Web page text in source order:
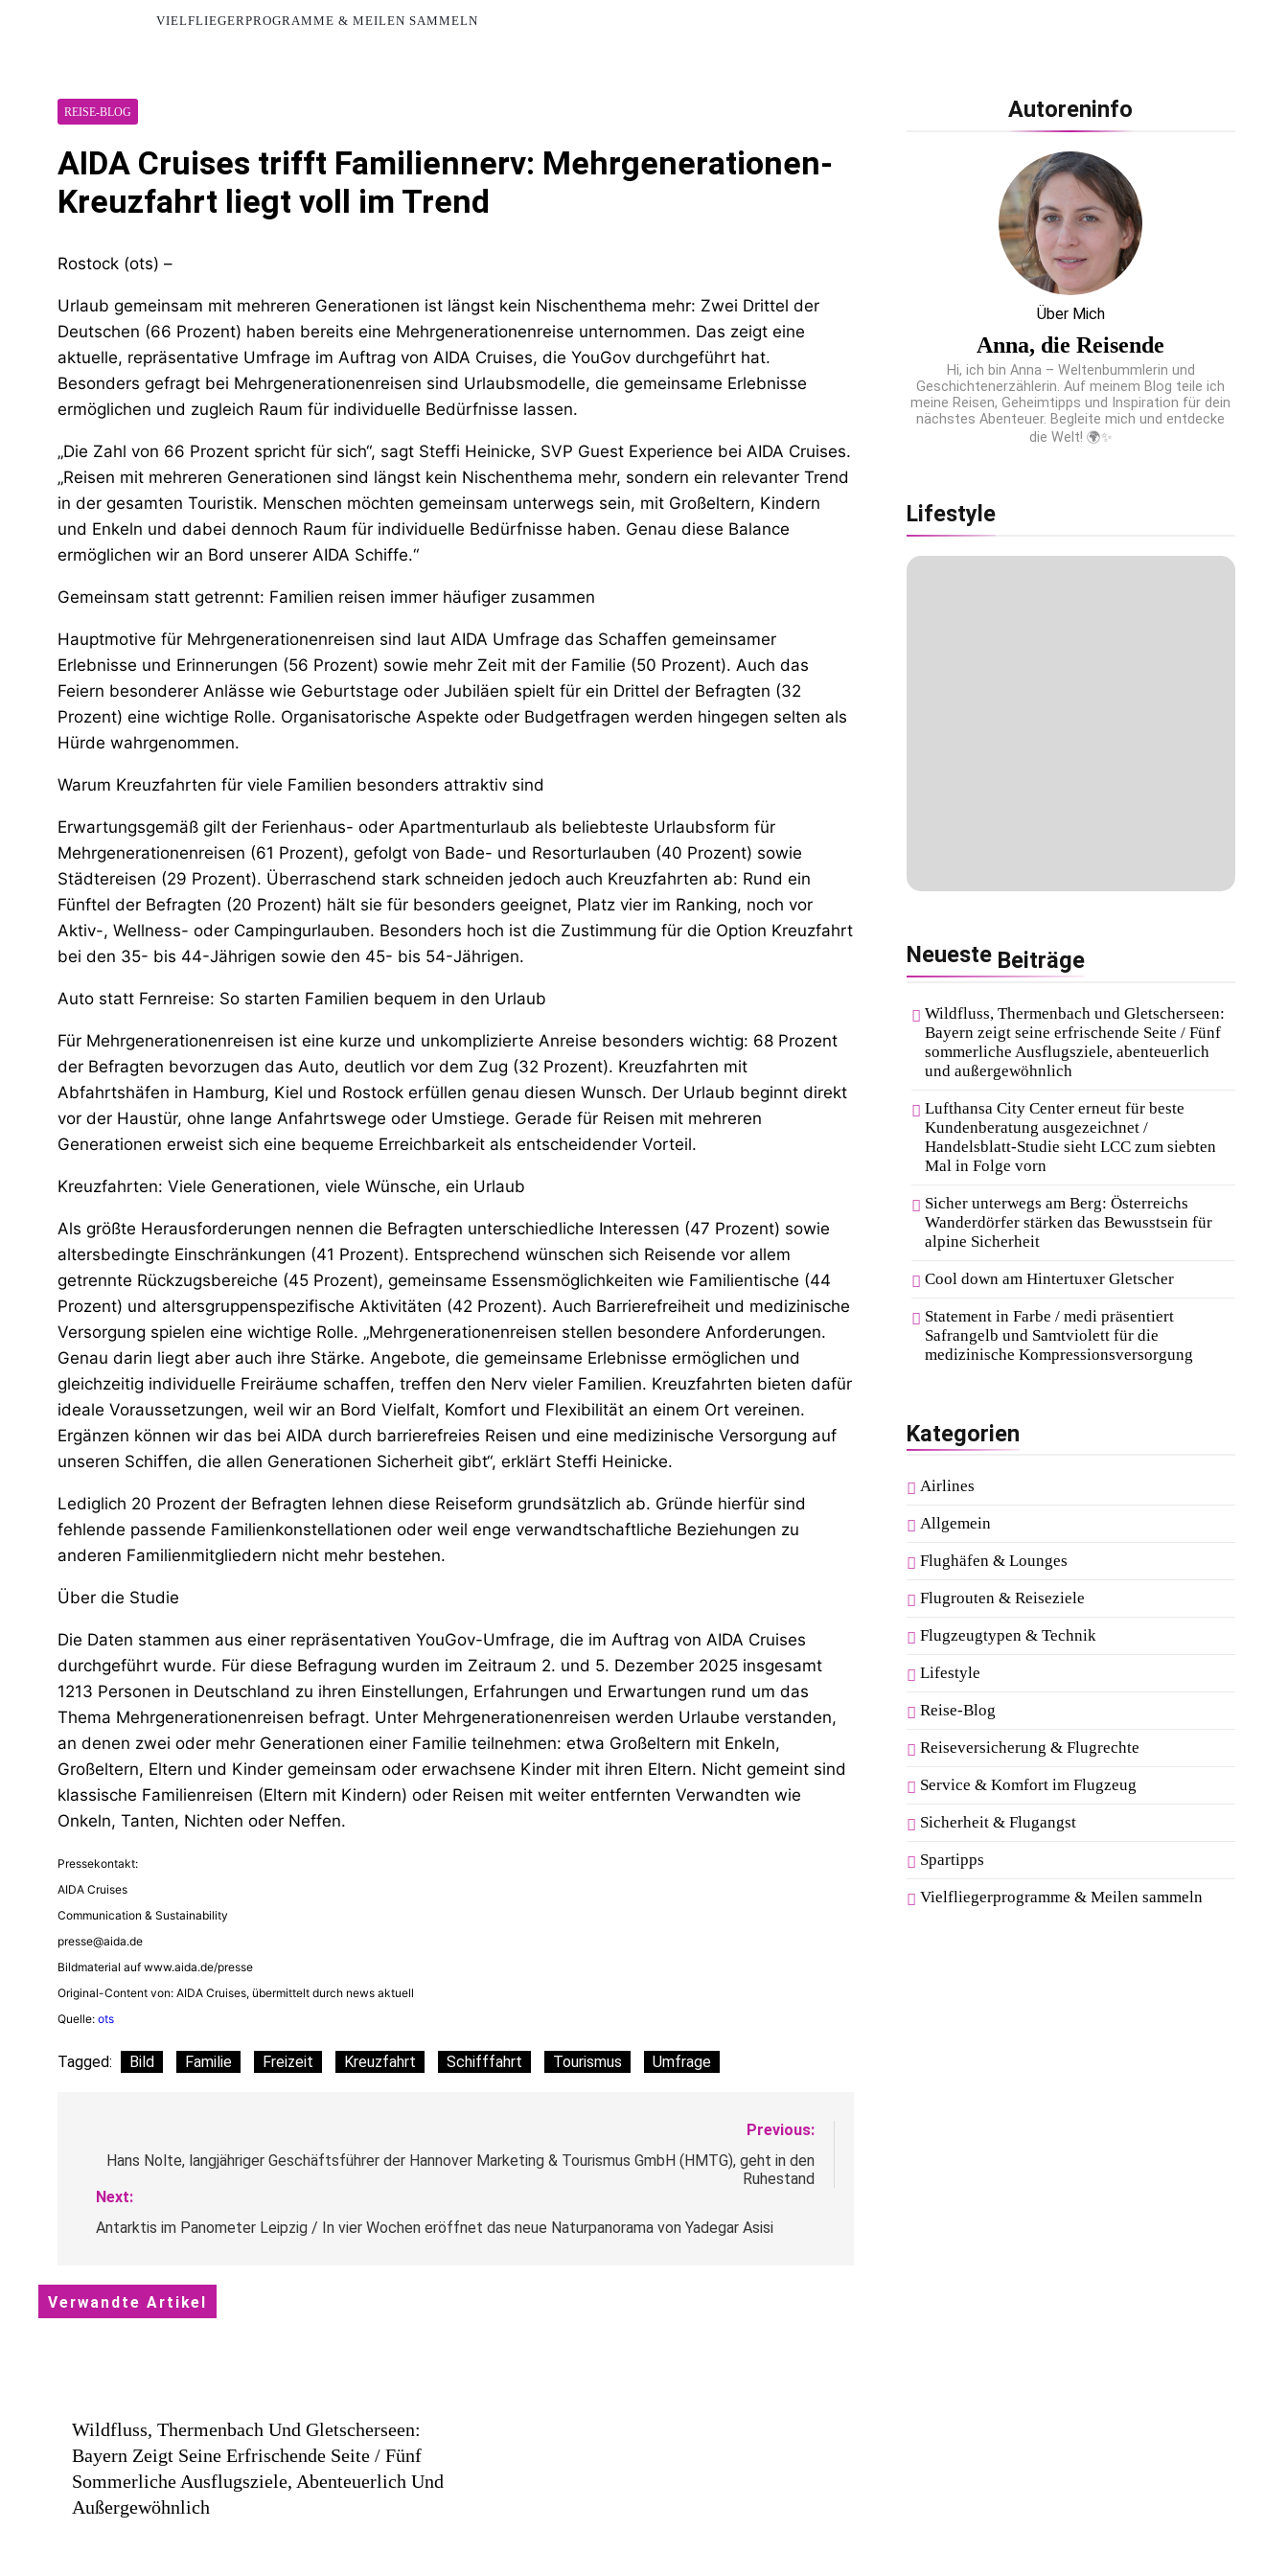
VIELFLIEGERPROGRAMME & MEILEN SAMMELN
REISE-BLOG
AIDA Cruises trifft Familiennerv: Mehrgenerationen-
Kreuzfahrt liegt voll im Trend
Rostock (ots) –
Urlaub gemeinsam mit mehreren Generationen ist längst kein Nischenthema mehr: Zwei Drittel der
Deutschen (66 Prozent) haben bereits eine Mehrgenerationenreise unternommen. Das zeigt eine
aktuelle, repräsentative Umfrage im Auftrag von AIDA Cruises, die YouGov durchgeführt hat.
Besonders gefragt bei Mehrgenerationenreisen sind Urlaubsmodelle, die gemeinsame Erlebnisse
ermöglichen und zugleich Raum für individuelle Bedürfnisse lassen.
„Die Zahl von 66 Prozent spricht für sich“, sagt Steffi Heinicke, SVP Guest Experience bei AIDA Cruises.
„Reisen mit mehreren Generationen sind längst kein Nischenthema mehr, sondern ein relevanter Trend
in der gesamten Touristik. Menschen möchten gemeinsam unterwegs sein, mit Großeltern, Kindern
und Enkeln und dabei dennoch Raum für individuelle Bedürfnisse haben. Genau diese Balance
ermöglichen wir an Bord unserer AIDA Schiffe.“
Gemeinsam statt getrennt: Familien reisen immer häufiger zusammen
Hauptmotive für Mehrgenerationenreisen sind laut AIDA Umfrage das Schaffen gemeinsamer
Erlebnisse und Erinnerungen (56 Prozent) sowie mehr Zeit mit der Familie (50 Prozent). Auch das
Feiern besonderer Anlässe wie Geburtstage oder Jubiläen spielt für ein Drittel der Befragten (32
Prozent) eine wichtige Rolle. Organisatorische Aspekte oder Budgetfragen werden hingegen selten als
Hürde wahrgenommen.
Warum Kreuzfahrten für viele Familien besonders attraktiv sind
Erwartungsgemäß gilt der Ferienhaus- oder Apartmenturlaub als beliebteste Urlaubsform für
Mehrgenerationenreisen (61 Prozent), gefolgt von Bade- und Resorturlauben (40 Prozent) sowie
Städtereisen (29 Prozent). Überraschend stark schneiden jedoch auch Kreuzfahrten ab: Rund ein
Fünftel der Befragten (20 Prozent) hält sie für besonders geeignet, Platz vier im Ranking, noch vor
Aktiv-, Wellness- oder Campingurlauben. Besonders hoch ist die Zustimmung für die Option Kreuzfahrt
bei den 35- bis 44-Jährigen sowie den 45- bis 54-Jährigen.
Auto statt Fernreise: So starten Familien bequem in den Urlaub
Für Mehrgenerationenreisen ist eine kurze und unkomplizierte Anreise besonders wichtig: 68 Prozent
der Befragten bevorzugen das Auto, deutlich vor dem Zug (32 Prozent). Kreuzfahrten mit
Abfahrtshäfen in Hamburg, Kiel und Rostock erfüllen genau diesen Wunsch. Der Urlaub beginnt direkt
vor der Haustür, ohne lange Anfahrtswege oder Umstiege. Gerade für Reisen mit mehreren
Generationen erweist sich eine bequeme Erreichbarkeit als entscheidender Vorteil.
Kreuzfahrten: Viele Generationen, viele Wünsche, ein Urlaub
Als größte Herausforderungen nennen die Befragten unterschiedliche Interessen (47 Prozent) sowie
altersbedingte Einschränkungen (41 Prozent). Entsprechend wünschen sich Reisende vor allem
getrennte Rückzugsbereiche (45 Prozent), gemeinsame Essensmöglichkeiten wie Familientische (44
Prozent) und altersgruppenspezifische Aktivitäten (42 Prozent). Auch Barrierefreiheit und medizinische
Versorgung spielen eine wichtige Rolle. „Mehrgenerationenreisen stellen besondere Anforderungen.
Genau darin liegt aber auch ihre Stärke. Angebote, die gemeinsame Erlebnisse ermöglichen und
gleichzeitig individuelle Freiräume schaffen, treffen den Nerv vieler Familien. Kreuzfahrten bieten dafür
ideale Voraussetzungen, weil wir an Bord Vielfalt, Komfort und Flexibilität an einem Ort vereinen.
Ergänzen können wir das bei AIDA durch barrierefreies Reisen und eine medizinische Versorgung auf
unseren Schiffen, die allen Generationen Sicherheit gibt“, erklärt Steffi Heinicke.
Lediglich 20 Prozent der Befragten lehnen diese Reiseform grundsätzlich ab. Gründe hierfür sind
fehlende passende Familienkonstellationen oder weil enge verwandtschaftliche Beziehungen zu
anderen Familienmitgliedern nicht mehr bestehen.
Über die Studie
Die Daten stammen aus einer repräsentativen YouGov-Umfrage, die im Auftrag von AIDA Cruises
durchgeführt wurde. Für diese Befragung wurden im Zeitraum 2. und 5. Dezember 2025 insgesamt
1213 Personen in Deutschland zu ihren Einstellungen, Erfahrungen und Erwartungen rund um das
Thema Mehrgenerationenreisen befragt. Unter Mehrgenerationenreisen werden Urlaube verstanden,
an denen zwei oder mehr Generationen einer Familie teilnehmen: etwa Großeltern mit Enkeln,
Großeltern, Eltern und Kinder gemeinsam oder erwachsene Kinder mit ihren Eltern. Nicht gemeint sind
klassische Familienreisen (Eltern mit Kindern) oder Reisen mit weiter entfernten Verwandten wie
Onkeln, Tanten, Nichten oder Neffen.
Pressekontakt:
AIDA Cruises
Communication & Sustainability
presse@aida.de
Bildmaterial auf www.aida.de/presse
Original-Content von: AIDA Cruises, übermittelt durch news aktuell
Quelle: ots
Tagged: Bild Familie Freizeit Kreuzfahrt Schifffahrt Tourismus Umfrage
Previous:
Hans Nolte, langjähriger Geschäftsführer der Hannover Marketing & Tourismus GmbH (HMTG), geht in den
Ruhestand
Next:
Antarktis im Panometer Leipzig / In vier Wochen eröffnet das neue Naturpanorama von Yadegar Asisi
Verwandte Artikel
Wildfluss, Thermenbach Und Gletscherseen:
Bayern Zeigt Seine Erfrischende Seite / Fünf
Sommerliche Ausflugsziele, Abenteuerlich Und
Außergewöhnlich
Autoreninfo
Über Mich
Anna, die Reisende
Hi, ich bin Anna – Weltenbummlerin und
Geschichtenerzählerin. Auf meinem Blog teile ich
meine Reisen, Geheimtipps und Inspiration für dein
nächstes Abenteuer. Begleite mich und entdecke
die Welt! 🌍✨
Lifestyle
Neueste Beiträge
Wildfluss, Thermenbach und Gletscherseen:
Bayern zeigt seine erfrischende Seite / Fünf
sommerliche Ausflugsziele, abenteuerlich
und außergewöhnlich
Lufthansa City Center erneut für beste
Kundenberatung ausgezeichnet /
Handelsblatt-Studie sieht LCC zum siebten
Mal in Folge vorn
Sicher unterwegs am Berg: Österreichs
Wanderdörfer stärken das Bewusstsein für
alpine Sicherheit
Cool down am Hintertuxer Gletscher
Statement in Farbe / medi präsentiert
Safrangelb und Samtviolett für die
medizinische Kompressionsversorgung
Kategorien
Airlines
Allgemein
Flughäfen & Lounges
Flugrouten & Reiseziele
Flugzeugtypen & Technik
Lifestyle
Reise-Blog
Reiseversicherung & Flugrechte
Service & Komfort im Flugzeug
Sicherheit & Flugangst
Spartipps
Vielfliegerprogramme & Meilen sammeln